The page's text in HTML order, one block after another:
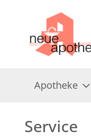
Apotheke
Service